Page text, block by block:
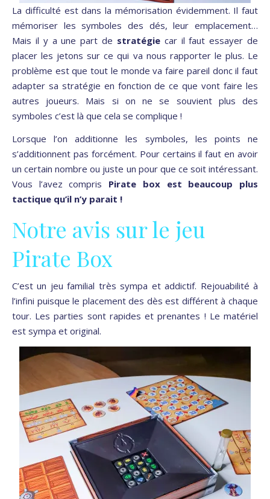
La difficulté est dans la mémorisation évidemment. Il faut
mémoriser les symboles des dés, leur emplacement…
Mais il y a une part de stratégiecar il faut essayer de
placer les jetons sur ce qui va nous rapporter le plus. Le
problème est que tout le monde va faire pareil donc il faut
adapter sa stratégie en fonction de ce que vont faire les
autres joueurs. Mais si on ne se souvient plus des
symboles c’est là que cela se complique !
Lorsque l’on additionne les symboles, les points ne
s’additionnent pas forcément. Pour certains il faut en avoir
un certain nombre ou juste un pour que ce soit intéressant.
Vous l’avez compris Pirate box est beaucoup plus
tactique qu’il n’y parait !
Notre avis sur le jeu
Pirate Box
C’est un jeu familial très sympa et addictif. Rejouabilité à
l’infini puisque le placement des dès est différent à chaque
tour. Les parties sont rapides et prenantes ! Le matériel
est sympa et original.